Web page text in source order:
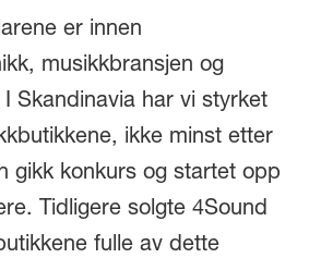
er innen
musikkbransjen og
Skandinavia har vi styrket
ikke minst etter
gikk konkurs og startet opp
Tidligere solgte 4Sound
fulle av dette